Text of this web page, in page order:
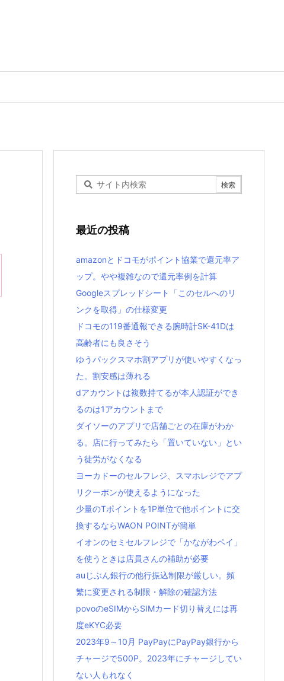
最近の投稿
amazonとドコモがポイント協業で還元率ア
ップ。やや複雑なので還元率例を計算
Googleスプレッドシート「このセルへのリ
ンクを取得」の仕様変更
ドコモの119番通報できる腕時計SK-41Dは
高齢者にも良さそう
ゆうパックスマホ割アプリが使いやすくなっ
た。割安感は薄れる
dアカウントは複数持てるが本人認証ができ
るのは1アカウントまで
ダイソーのアプリで店舗ごとの在庫がわか
る。店に行ってみたら「置いていない」とい
う徒労がなくなる
ヨーカドーのセルフレジ、スマホレジでアプ
リクーポンが使えるようになった
少量のTポイントを1P単位で他ポイントに交
換するならWAON POINTが簡単
イオンのセミセルフレジで「かながわペイ」
を使うときは店員さんの補助が必要
auじぶん銀行の他行振込制限が厳しい。頻
繁に変更される制限・解除の確認方法
povoのeSIMからSIMカード切り替えには再
度eKYC必要
2023年9～10月 PayPayにPayPay銀行から
チャージで500P。2023年にチャージしてい
ない人もれなく